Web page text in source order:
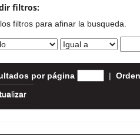
filtros:
filtros para afinar la busqueda.
por página |